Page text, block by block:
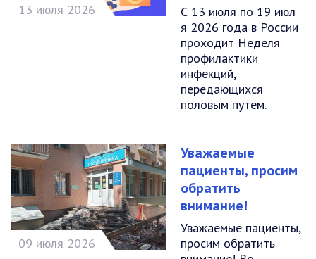
13 июля 2026
С 13 июля по 19 июл
я 2026 года в России
проходит Неделя
профилактики
инфекций,
передающихся
половым путем.
09 июля 2026
Уважаемые
пациенты, просим
обратить
внимание!
Уважаемые пациенты,
просим обратить